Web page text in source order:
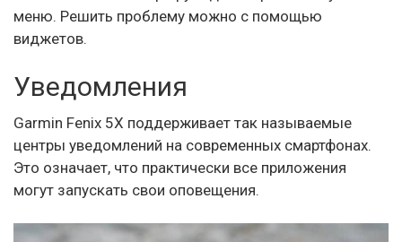
меню. Решить проблему можно с помощью
виджетов.
Уведомления
Garmin Fenix 5X поддерживает так называемые
центры уведомлений на современных смартфонах.
Это означает, что практически все приложения
могут запускать свои оповещения.